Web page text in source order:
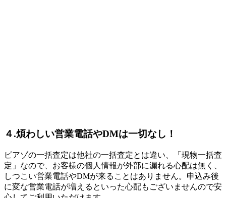
４.煩わしい営業電話やDMは一切なし！
ピアゾの一括査定は他社の一括査定とは違い、「現物一括査
定」なので、お客様の個人情報が外部に漏れる心配は無く、
しつこい営業電話やDMが来ることはありません。申込み後
に変な営業電話が増えるといった心配もございませんので安